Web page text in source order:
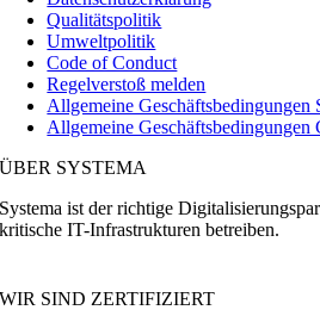
Qualitätspolitik
Umweltpolitik
Code of Conduct
Regelverstoß melden
Allgemeine Geschäftsbedingungen
Allgemeine Geschäftsbedingungen
ÜBER SYSTEMA
Systema ist der richtige
kritische IT-Infrastrukturen betreiben.
WIR SIND ZERTIFIZIERT